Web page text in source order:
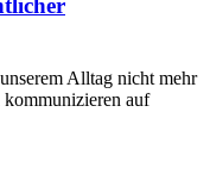
Alltag nicht mehr
auf